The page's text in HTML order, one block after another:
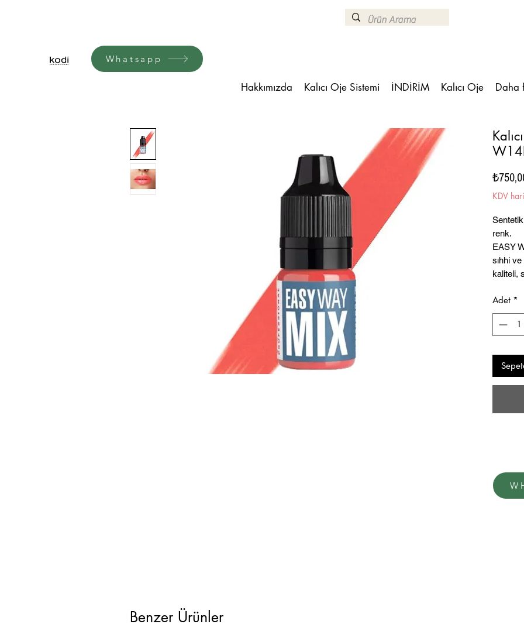
Hakkımızda Kalıcı Oje Sistemi İNDİRİM Kalıcı Oje Daha
KDV
renk.
EASY
sıhhi
kaliteli,
şekilde
Adet *
Benzer Ürünler
Whatsapp